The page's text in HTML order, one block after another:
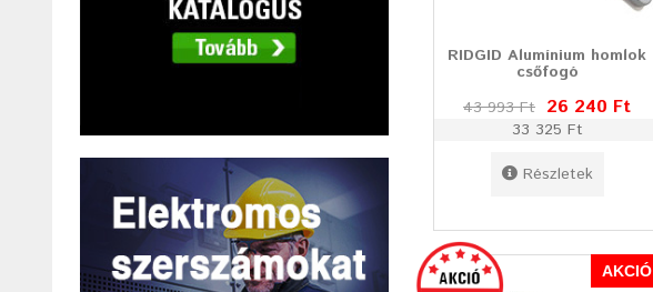
RIDGID Alumínium homlok
csőfogó
43 993 Ft 26 240 Ft
33 325 Ft
Részletek
AKCIÓ